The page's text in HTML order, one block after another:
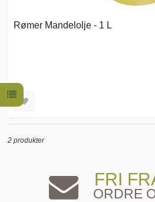
Rømer Mandelolje - 1 L
2 produkter
FRI
ORDRE